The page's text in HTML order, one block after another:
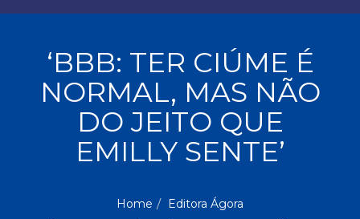
Administração,
RH
Astrologia
Atualidades,
PROMOÇÕES
‘BBB: TER CIÚME É
NORMAL, MAS NÃO
DO JEITO QUE
EMILLY SENTE’
Home Editora Ágora